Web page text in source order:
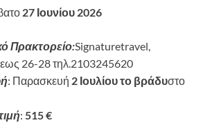
27 Ιουνίου 2026
Πρακτορείο:Signaturetravel,
26-28 τηλ.2103245620
: Παρασκευή 2 Ιουλίου το βράδυστο
: 515€